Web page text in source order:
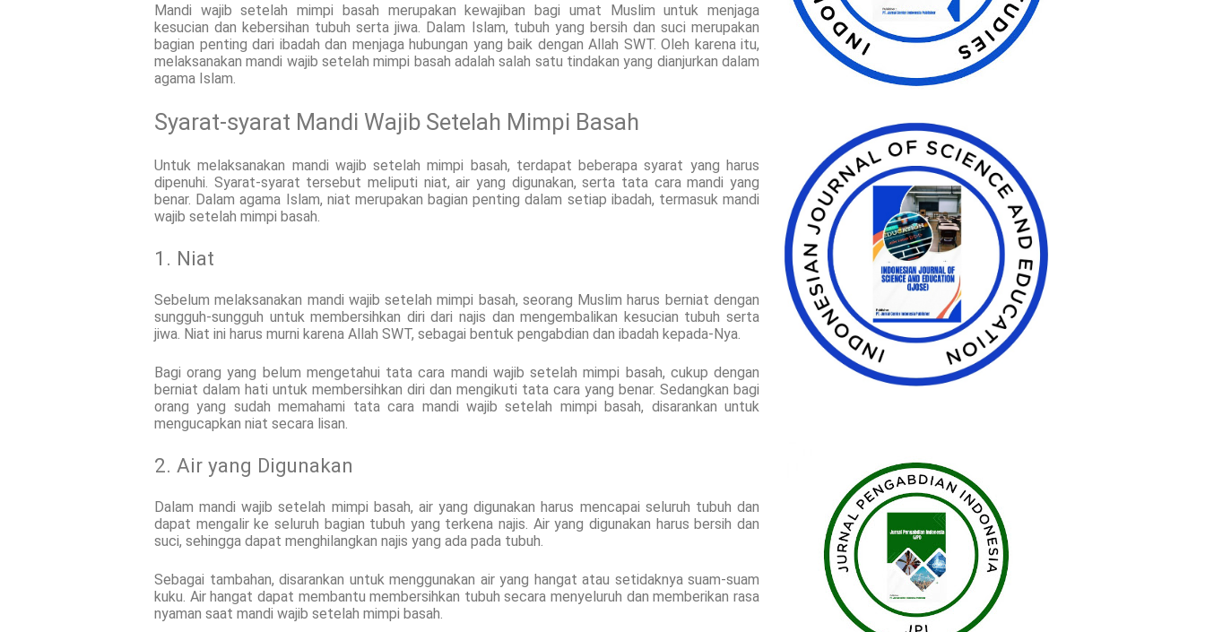
Mandi wajib setelah mimpi basah merupakan kewajiban bagi umat Muslim untuk menjaga
kesucian dan kebersihan tubuh serta jiwa. Dalam Islam, tubuh yang bersih dan suci merupakan
bagian penting dari ibadah dan menjaga hubungan yang baik dengan Allah SWT. Oleh karena itu,
melaksanakan mandi wajib setelah mimpi basah adalah salah satu tindakan yang dianjurkan dalam
agama Islam.
Syarat-syarat Mandi Wajib Setelah Mimpi Basah
Untuk melaksanakan mandi wajib setelah mimpi basah, terdapat beberapa syarat yang harus
dipenuhi. Syarat-syarat tersebut meliputi niat, air yang digunakan, serta tata cara mandi yang
benar. Dalam agama Islam, niat merupakan bagian penting dalam setiap ibadah, termasuk mandi
wajib setelah mimpi basah.
1. Niat
Sebelum melaksanakan mandi wajib setelah mimpi basah, seorang Muslim harus berniat dengan
sungguh-sungguh untuk membersihkan diri dari najis dan mengembalikan kesucian tubuh serta
jiwa. Niat ini harus murni karena Allah SWT, sebagai bentuk pengabdian dan ibadah kepada-Nya.
Bagi orang yang belum mengetahui tata cara mandi wajib setelah mimpi basah, cukup dengan
berniat dalam hati untuk membersihkan diri dan mengikuti tata cara yang benar. Sedangkan bagi
orang yang sudah memahami tata cara mandi wajib setelah mimpi basah, disarankan untuk
mengucapkan niat secara lisan.
2. Air yang Digunakan
Dalam mandi wajib setelah mimpi basah, air yang digunakan harus mencapai seluruh tubuh dan
dapat mengalir ke seluruh bagian tubuh yang terkena najis. Air yang digunakan harus bersih dan
suci, sehingga dapat menghilangkan najis yang ada pada tubuh.
Sebagai tambahan, disarankan untuk menggunakan air yang hangat atau setidaknya suam-suam
kuku. Air hangat dapat membantu membersihkan tubuh secara menyeluruh dan memberikan rasa
nyaman saat mandi wajib setelah mimpi basah.